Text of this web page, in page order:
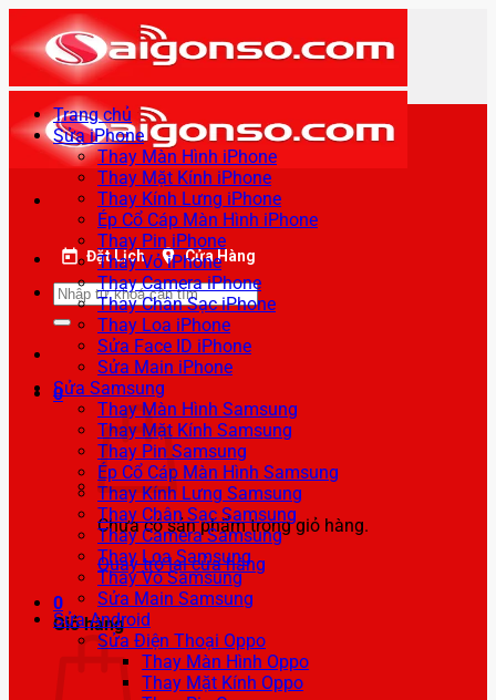
qua
nội
dung
Đặt Lịch Cửa Hàng
Tìm
kiếm:
0
Chưa có sản phẩm trong giỏ hàng.
Quay trở lại cửa hàng
0
Giỏ hàng
Trang chủ
Sửa iPhone
Thay Màn Hình iPhone
Thay Mặt Kính iPhone
Thay Kính Lưng iPhone
Ép Cổ Cáp Màn Hình iPhone
Thay Pin iPhone
Thay Vỏ iPhone
Thay Camera iPhone
Thay Chân Sạc iPhone
Thay Loa iPhone
Sửa Face ID iPhone
Sửa Main iPhone
Sửa Samsung
Thay Màn Hình Samsung
Thay Mặt Kính Samsung
Thay Pin Samsung
Ép Cổ Cáp Màn Hình Samsung
Thay Kính Lưng Samsung
Thay Chân Sạc Samsung
Thay Camera Samsung
Thay Loa Samsung
Thay Vỏ Samsung
Sửa Main Samsung
Sửa Android
Sửa Điện Thoại Oppo
Thay Màn Hình Oppo
Thay Mặt Kính Oppo